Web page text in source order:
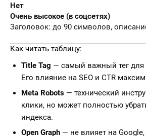
Нет
Очень высокое (в соцсетях)
Заголовок: до 90 символов,
Как читать таблицу:
Title Tag — самый важный тег для
Его влияние на SEO и CTR
Meta Robots — технический
клики, но может полностью
индекса.
Open Graph — не влияет на